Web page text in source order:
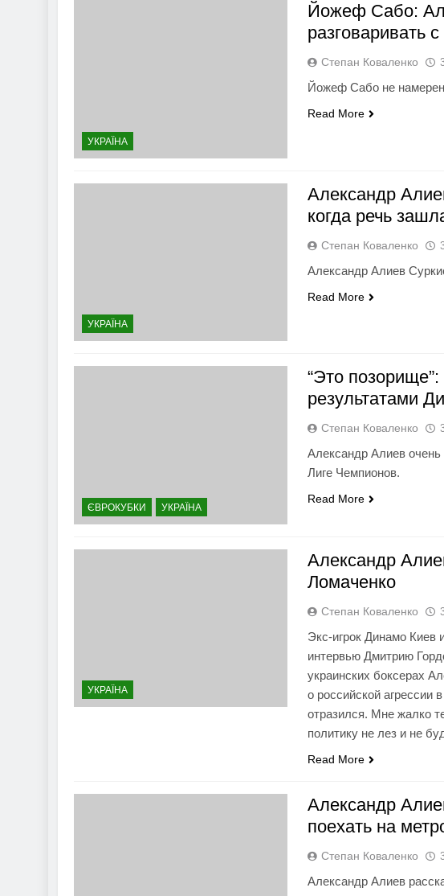
УКРАЇНА
Йожеф Сабо:
разговаривать
Степан Коваленко
Йожеф Сабо не
Read More
УКРАЇНА
Александр
когда речь
Степан Коваленко
Александр Алиев
Read More
ЄВРОКУБКИ УКРАЇНА
“Это
результатами
Степан Коваленко
Александр Алиев очень
Лиге Чемпионов.
Read More
УКРАЇНА
Александр
Ломаченко
Степан Коваленко
Экс-игрок Динамо Киев
интервью Дмитрию
украинских боксерах
о российской агрессии
отразился. Мне жалко
политику не лез и не
Read More
Александр
поехать на
Степан Коваленко
Александр Алиев